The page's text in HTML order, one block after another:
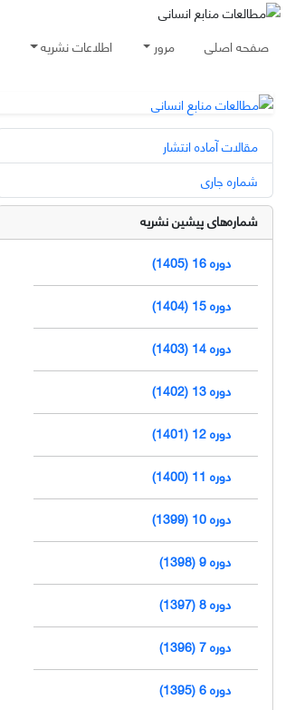
صفحه اصلی مرور اطلاعات نشریه
مقالات آماده انتشار
شماره جاری
شماره‌های پیشین نشریه
دوره 16 (1405)
دوره 15 (1404)
دوره 14 (1403)
دوره 13 (1402)
دوره 12 (1401)
دوره 11 (1400)
دوره 10 (1399)
دوره 9 (1398)
دوره 8 (1397)
دوره 7 (1396)
دوره 6 (1395)